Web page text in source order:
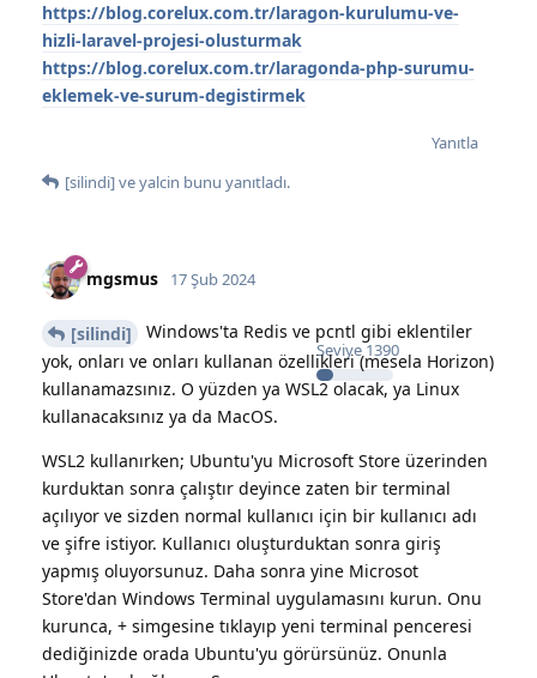
https://blog.corelux.com.tr/laragon-kurulumu-ve-
hizli-laravel-projesi-olusturmak
https://blog.corelux.com.tr/laragonda-php-surumu-
eklemek-ve-surum-degistirmek
Yanıtla
[silindi]veyalcin bunu yanıtladı.
mgsmus
Seviye1390
17 Şub 2024
[silindi]
Windows'ta Redis ve pcntl gibi eklentiler
yok, onları ve onları kullanan özellikleri (mesela Horizon)
kullanamazsınız. O yüzden ya WSL2 olacak, ya Linux
kullanacaksınız ya da MacOS.
WSL2 kullanırken; Ubuntu'yu Microsoft Store üzerinden
kurduktan sonra çalıştır deyince zaten bir terminal
açılıyor ve sizden normal kullanıcı için bir kullanıcı adı
ve şifre istiyor. Kullanıcı oluşturduktan sonra giriş
yapmış oluyorsunuz. Daha sonra yine Microsot
Store'dan Windows Terminal uygulamasını kurun. Onu
kurunca, + simgesine tıklayıp yeni terminal penceresi
dediğinizde orada Ubuntu'yu görürsünüz. Onunla